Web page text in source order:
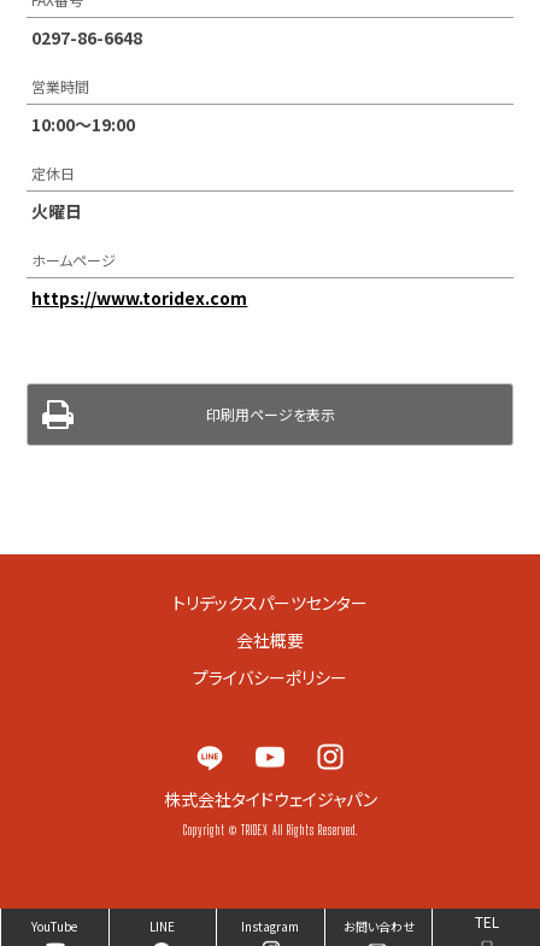
0297-86-6648
営業時間
10:00～19:00
定休日
火曜日
ホームページ
https://www.toridex.com
印刷用ページを表示
トリデックスパーツセンター
会社概要
プライバシーポリシー
株式会社タイドウェイジャパン
Copyright © TRIDEX All Rights Reserved.
YouTube LINE Instagram お問い合わせ TEL